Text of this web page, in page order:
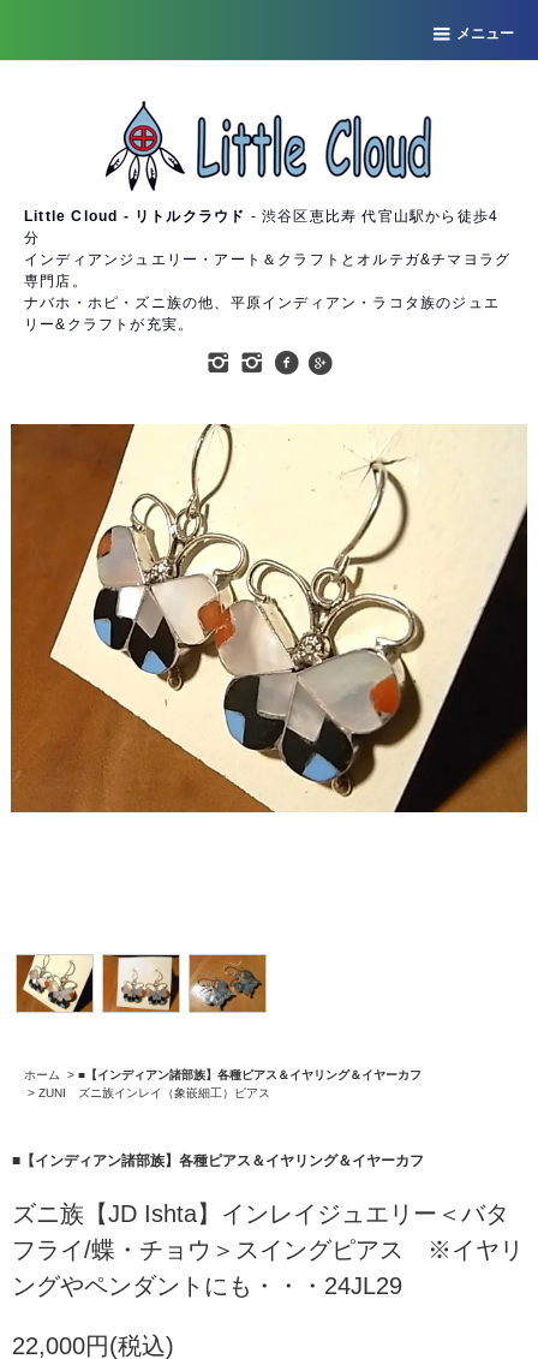
メニュー
Little Cloud - リトルクラウド - 渋谷区恵比寿 代官山駅から徒歩4
分
インディアンジュエリー・アート＆クラフトとオルテガ&チマヨラグ
専門店。
ナバホ・ホピ・ズニ族の他、平原インディアン・ラコタ族のジュエ
リー&クラフトが充実。
ホーム > ■【インディアン諸部族】各種ピアス＆イヤリング＆イヤーカフ
> ZUNI ズニ族インレイ（象嵌細工）ピアス
■【インディアン諸部族】各種ピアス＆イヤリング＆イヤーカフ
ズニ族【JD Ishta】インレイジュエリー＜バタ
フライ/蝶・チョウ＞スイングピアス ※イヤリ
ングやペンダントにも・・・24JL29
22,000円(税込)